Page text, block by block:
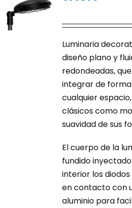
la
Luminaria
diseño plano y
redondeadas,
integrar de
cualquier
clásicos como
suavidad de sus
El cuerpo de la
fundido
interior los
en contacto con
aluminio para